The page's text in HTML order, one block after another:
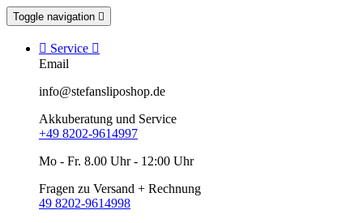
Toggle navigation 
 Service 
Email
info@stefansliposhop.de
Akkuberatung und Service
+49 8202-9614997
Mo - Fr. 8.00 Uhr - 12:00 Uhr
Fragen zu Versand + Rechnung
49 8202-9614998